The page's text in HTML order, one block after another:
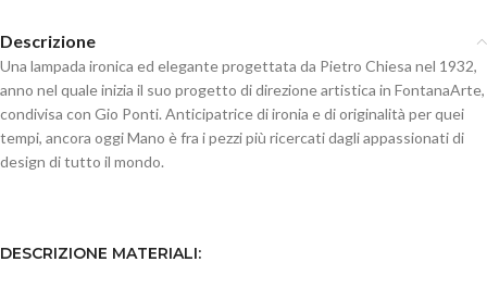
Descrizione
Una lampada ironica ed elegante progettata da Pietro Chiesa nel 1932,
anno nel quale inizia il suo progetto di direzione artistica in FontanaArte,
condivisa con Gio Ponti. Anticipatrice di ironia e di originalità per quei
tempi, ancora oggi Mano è fra i pezzi più ricercati dagli appassionati di
design di tutto il mondo.
DESCRIZIONE MATERIALI: